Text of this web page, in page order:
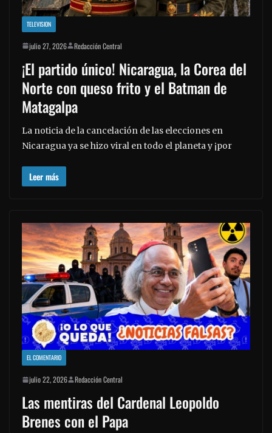
TELEVISION
julio 27, 2026 Redacción Central
¡El partido único! Nicaragua, la Corea del
Norte con queso frito y el Batman de
Matagalpa
La noticia de la cancelación de las elecciones en
Nicaragua ya se hizo viral en todo el planeta y ¡por
Leer más
EL COMENTARIO
julio 22, 2026 Redacción Central
Las mentiras del Cardenal Leopoldo
Brenes con el Papa